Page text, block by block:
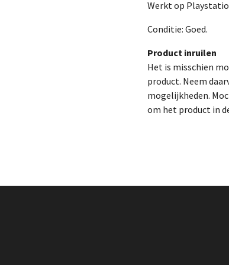
Werkt op
Conditie: Goed.
Product inruilen
Het is misschien
product. Neem
mogelijkheden.
om het product in